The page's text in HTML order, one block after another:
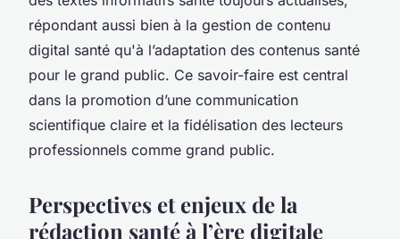
répondant aussi bien à la gestion de contenu
digital santé qu'à l’adaptation des contenus santé
pour le grand public. Ce savoir-faire est central
dans la promotion d’une communication
scientifique claire et la fidélisation des lecteurs
professionnels comme grand public.
Perspectives et enjeux de la
rédaction santé à l’ère digitale